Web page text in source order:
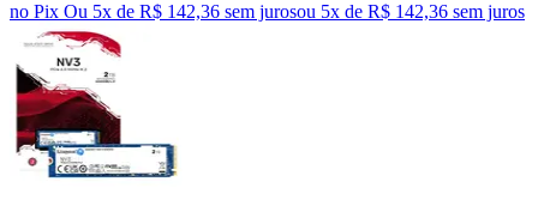
no Pix Ou 5x de R$ 142,36 sem jurosou 5x de R$ 142,36 sem juros